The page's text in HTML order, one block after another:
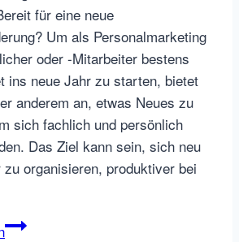
für eine neue
Um als Personalmarketing
oder -Mitarbeiter bestens
ins neue Jahr zu starten, bietet
anderem an, etwas Neues zu
sich fachlich und persönlich
Das Ziel kann sein, sich neu
zu organisieren, produktiver bei
16